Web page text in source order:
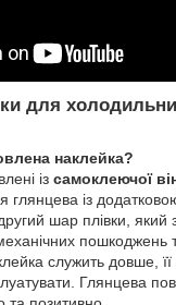
для
наклейка?
із самоклеючої
глянцева із
шар плівки, який
пошкоджень
служить довше,
Глянцева